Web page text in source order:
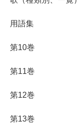
用語集
第10巻
第11巻
第12巻
第13巻